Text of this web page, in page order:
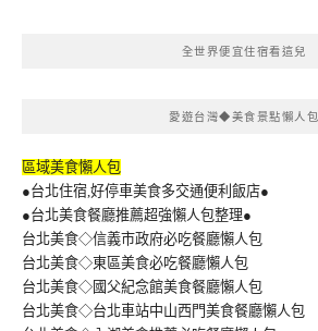
全世界便宜住宿看這兒
愛遊台灣◆美食景點懶人包
區域美食懶人包
●台北住宿,好停車美食多交通便利飯店●
●台北美食餐廳推薦超強懶人包整理●
台北美食◇信義市政府必吃餐廳懶人包
台北美食◇東區美食必吃餐廳懶人包
台北美食◇國父紀念館美食餐廳懶人包
台北美食◇台北車站中山西門美食餐廳懶人包